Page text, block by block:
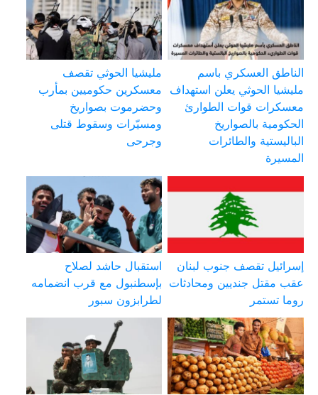
الناطق العسكري باسم
مليشيا الحوثي يعلن استهداف
معسكرات قوات الطوارئ
الحكومية بالصواريخ
الباليستية والطائرات
المسيرة
مليشيا الحوثي تقصف
معسكرين حكوميين بمأرب
وحضرموت بصواريخ
ومسيّرات وسقوط قتلى
وجرحى
إسرائيل تقصف جنوب لبنان
عقب مقتل جنديين ومحادثات
روما تستمر
استقبال حاشد لصلاح
بإسطنبول مع قرب انضمامه
لطرابزون سبور